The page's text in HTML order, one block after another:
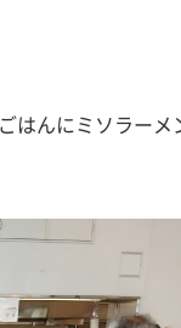
はんにミソラー